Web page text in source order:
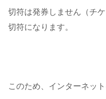
切符は発券しません（チ
切符になります。
このため、インターネッ